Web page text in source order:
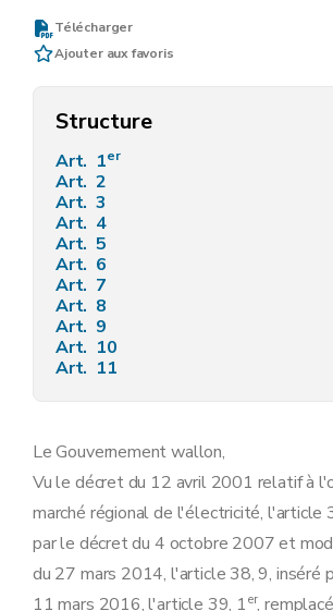
Télécharger
Ajouter aux favoris
Structure
Art. 1er
Art. 2
Art. 3
Art. 4
Art. 5
Art. 6
Art. 7
Art. 8
Art. 9
Art. 10
Art. 11
Le Gouvernement wallon,
Vu le décret du 12 avril 2001 relatif à
marché régional de l'électricité, l'article
par le décret du 4 octobre 2007 et
du 27 mars 2014, l'article 38, 9, inséré
11 mars 2016, l'article 39, 1er,